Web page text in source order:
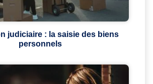
judiciaire : la saisie des biens
personnels